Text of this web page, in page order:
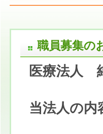
職員募集の
医療法人
当法人の内